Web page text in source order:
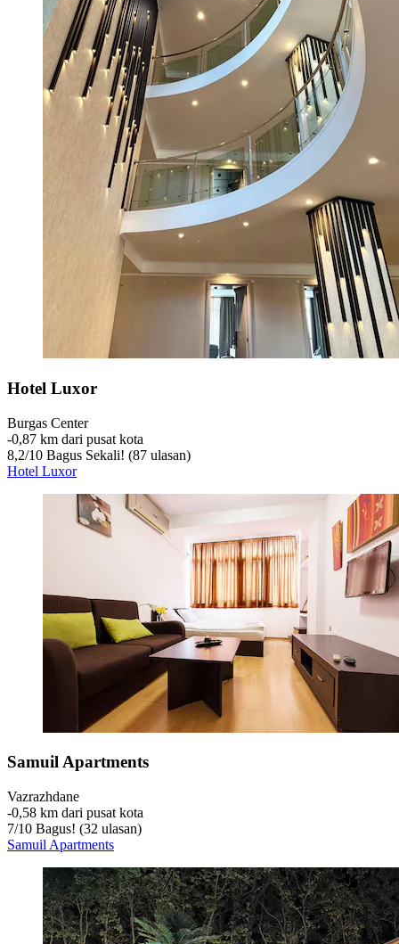
Hotel Luxor
Burgas Center
‐0,87 km dari pusat kota
8,2/10 Bagus Sekali! (87 ulasan)
Hotel Luxor
Samuil Apartments
Vazrazhdane
‐0,58 km dari pusat kota
7/10 Bagus! (32 ulasan)
Samuil Apartments